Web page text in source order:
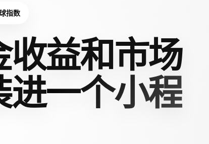
指数
收益和市场
进一个小程